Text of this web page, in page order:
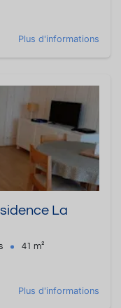
Plus d'informations
La
41 m²
Plus d'informations